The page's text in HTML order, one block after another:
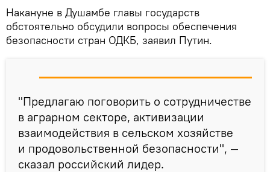
Накануне в Душамбе главы государств
обстоятельно обсудили вопросы обеспечения
безопасности стран ОДКБ, заявил Путин.
"Предлагаю поговорить о сотрудничестве
в аграрном секторе, активизации
взаимодействия в сельском хозяйстве
и продовольственной безопасности", —
сказал российский лидер.